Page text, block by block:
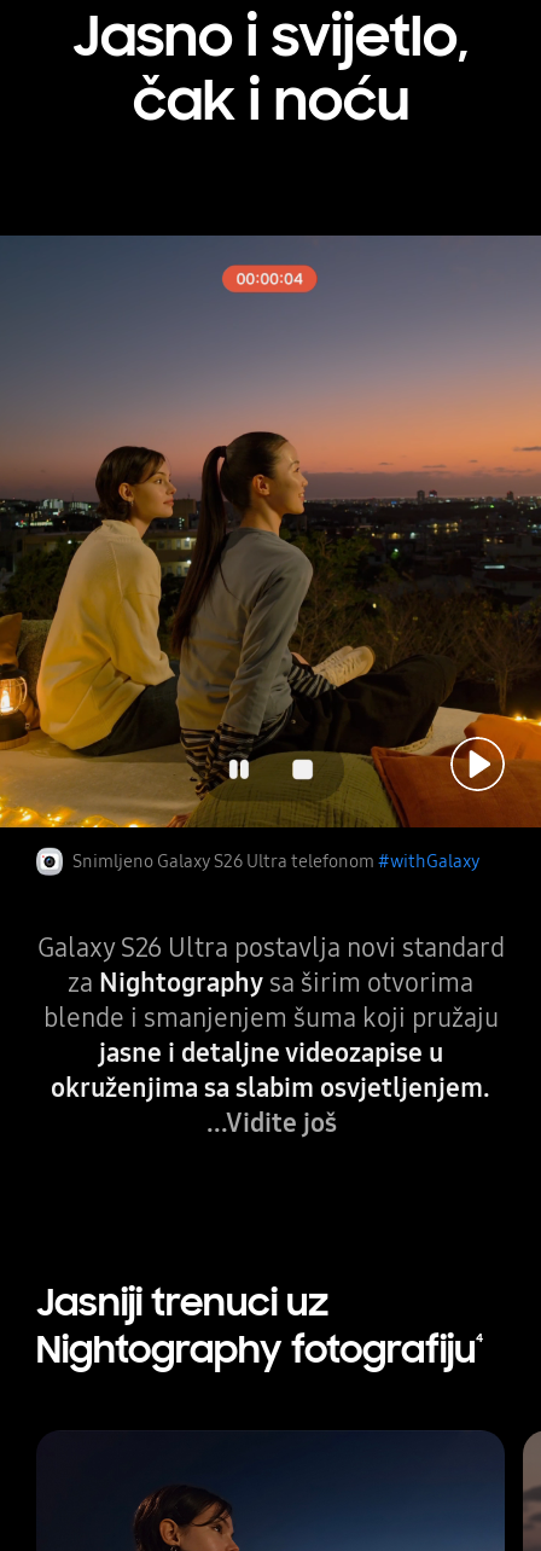
Jasno i svijetlo,
čak i noću
se krupni plan zadnje kamere Galaxy S26 Ultra telefona.
Snimljeno Galaxy S26 Ultra telefonom #withGalaxy
Galaxy S26 Ultra postavlja novi standard
za Nightography sa širim otvorima
blende i smanjenjem šuma koji pružaju
jasne i detaljne videozapise u
okruženjima sa slabim osvjetljenjem.
...Vidite još
Jasniji trenuci uz
Nightography fotografiju4